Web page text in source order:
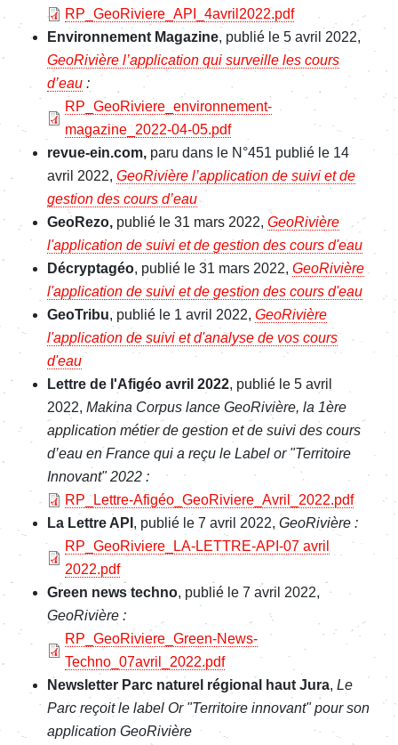
FileRP_GeoRiviere_API_4avril2022.pdf
Environnement Magazine, publié le 5 avril 2022,
GeoRivière l’application qui surveille les cours
d’eau :
FileRP_GeoRiviere_environnement-
magazine_2022-04-05.pdf
revue-ein.com, paru dans le N°451 publié le 14
avril 2022, GeoRivière l’application de suivi et de
gestion des cours d’eau
GeoRezo, publié le 31 mars 2022, GeoRivière
l'application de suivi et de gestion des cours d'eau
Décryptagéo, publié le 31 mars 2022, GeoRivière
l'application de suivi et de gestion des cours d'eau
GeoTribu, publié le 1 avril 2022, GeoRivière
l'application de suivi et d'analyse de vos cours
d'eau
Lettre de l'Afigéo avril 2022, publié le 5 avril
2022, Makina Corpus lance GeoRivière, la 1ère
application métier de gestion et de suivi des cours
d’eau en France qui a reçu le Label or "Territoire
Innovant" 2022 :
FileRP_Lettre-Afigéo_GeoRiviere_Avril_2022.pdf
La Lettre API , publié le 7 avril 2022, GeoRivière :
FileRP_GeoRiviere_LA-LETTRE-API-07 avril
2022.pdf
Green news techno, publié le 7 avril 2022,
GeoRivière :
FileRP_GeoRiviere_Green-News-
Techno_07avril_2022.pdf
Newsletter Parc naturel régional haut Jura, Le
Parc reçoit le label Or "Territoire innovant" pour son
application GeoRivière